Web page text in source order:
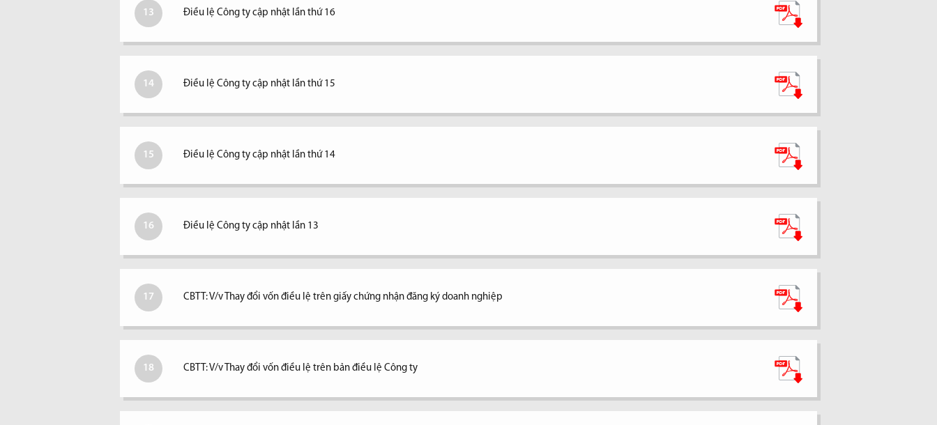
13 Điều lệ Công ty cập nhật lần thứ 16
14 Điều lệ Công ty cập nhật lần thứ 15
15 Điều lệ Công ty cập nhật lần thứ 14
16 Điều lệ Công ty cập nhật lần 13
17 CBTT: V/v Thay đổi vốn điều lệ trên giấy chứng nhận đăng ký doanh nghiệp
18 CBTT: V/v Thay đổi vốn điều lệ trên bản điều lệ Công ty